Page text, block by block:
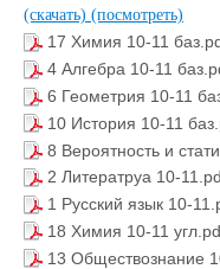
(скачать) (посмотреть)
17 Химия 10-11
4 Алгебра 10-11
6 Геометрия 10-11
10 История 10-11
8 Вероятность и
2 Литератруа 10-
1 Русский язык 10-
18 Химия 10-11
13 Обществознание